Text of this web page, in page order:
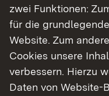
Studienplatz.
Schritt-Anleitung zu
Finde dein
zwei Funktionen:
für die
Website. Zum
Cookies unsere
verbessern. Hierzu
Daten von Website-